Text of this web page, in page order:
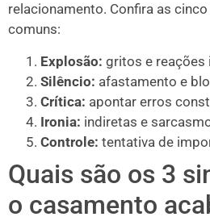
relacionamento. Confira as
comuns:
Explosão: gritos e reações
Silêncio: afastamento e
Crítica: apontar erros
Ironia: indiretas e
Controle: tentativa de
Quais são os 3
o casamento